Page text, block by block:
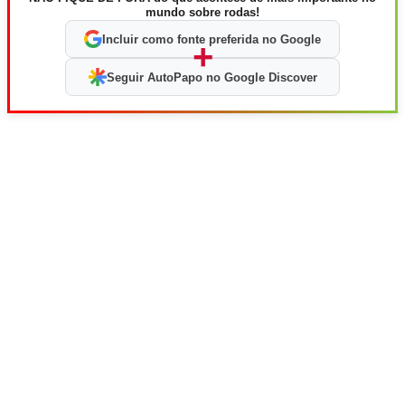
mundo sobre rodas!
Incluir como fonte preferida no Google
+
Seguir AutoPapo no Google Discover